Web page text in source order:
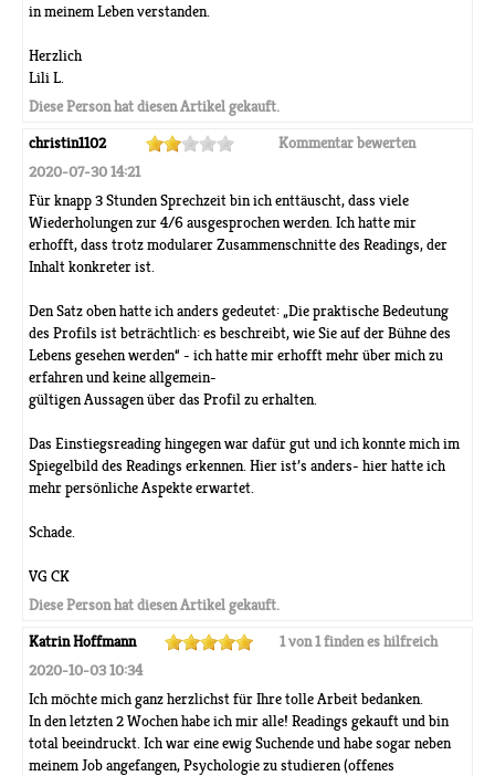
in meinem Leben verstanden.
Herzlich
Lili L.
Diese Person hat diesen Artikel gekauft.
christin1102
Kommentar bewerten
2020-07-30 14:21
Für knapp 3 Stunden Sprechzeit bin ich enttäuscht, dass viele
Wiederholungen zur 4/6 ausgesprochen werden. Ich hatte mir
erhofft, dass trotz modularer Zusammenschnitte des Readings, der
Inhalt konkreter ist.
Den Satz oben hatte ich anders gedeutet: „Die praktische Bedeutung
des Profils ist beträchtlich: es beschreibt, wie Sie auf der Bühne des
Lebens gesehen werden“ - ich hatte mir erhofft mehr über mich zu
erfahren und keine allgemein-
gültigen Aussagen über das Profil zu erhalten.
Das Einstiegsreading hingegen war dafür gut und ich konnte mich im
Spiegelbild des Readings erkennen. Hier ist’s anders- hier hatte ich
mehr persönliche Aspekte erwartet.
Schade.
VG CK
Diese Person hat diesen Artikel gekauft.
Katrin Hoffmann
1 von 1 finden es hilfreich
2020-10-03 10:34
Ich möchte mich ganz herzlichst für Ihre tolle Arbeit bedanken.
In den letzten 2 Wochen habe ich mir alle! Readings gekauft und bin
total beeindruckt. Ich war eine ewig Suchende und habe sogar neben
meinem Job angefangen, Psychologie zu studieren (offenes